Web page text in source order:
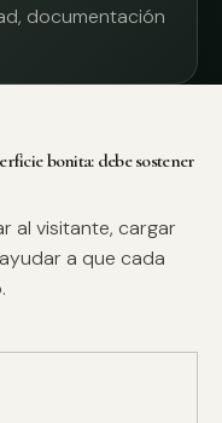
documentación
bonita: debe sostener
al visitante, cargar
a que cada